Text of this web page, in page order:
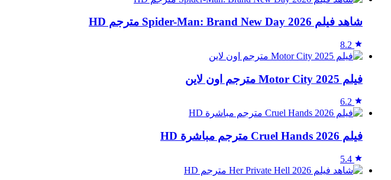
شاهد فيلم Spider-Man: Brand New Day 2026 مترجم HD
8.2
فيلم Motor City 2025 مترجم اون لاين
6.2
فيلم Cruel Hands 2026 مترجم مباشرة HD
5.4